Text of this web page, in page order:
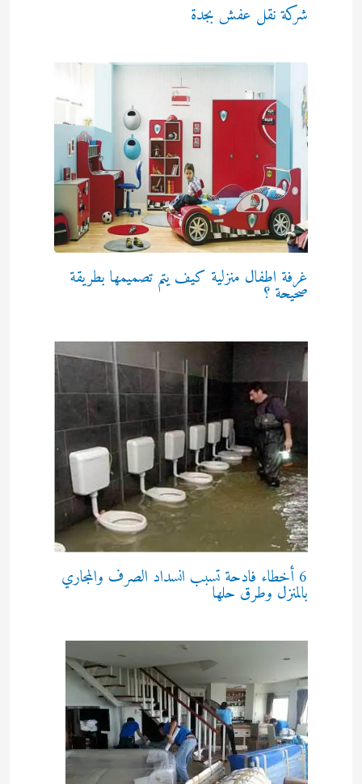
شركة نقل عفش بجدة
غرفة اطفال منزلية كيف يتم تصميمها بطريقة
صحيحة ؟
6 أخطاء فادحة تسبب انسداد الصرف والمجاري
بالمنزل وطرق حلها